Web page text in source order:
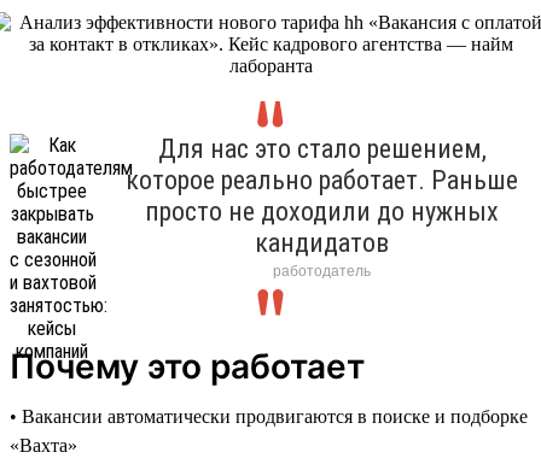
Для нас это стало решением,
которое реально работает. Раньше
просто не доходили до нужных
кандидатов
работодатель
Почему это работает
• Вакансии автоматически продвигаются в поиске и подборке
«Вахта»